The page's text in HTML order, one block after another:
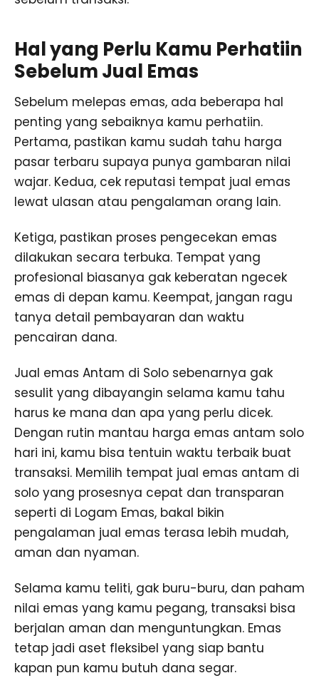
Hal yang Perlu Kamu Perhatiin
Sebelum Jual Emas
Sebelum melepas emas, ada beberapa hal
penting yang sebaiknya kamu perhatiin.
Pertama, pastikan kamu sudah tahu harga
pasar terbaru supaya punya gambaran nilai
wajar. Kedua, cek reputasi tempat jual emas
lewat ulasan atau pengalaman orang lain.
Ketiga, pastikan proses pengecekan emas
dilakukan secara terbuka. Tempat yang
profesional biasanya gak keberatan ngecek
emas di depan kamu. Keempat, jangan ragu
tanya detail pembayaran dan waktu
pencairan dana.
Jual emas Antam di Solo sebenarnya gak
sesulit yang dibayangin selama kamu tahu
harus ke mana dan apa yang perlu dicek.
Dengan rutin mantau harga emas antam solo
hari ini, kamu bisa tentuin waktu terbaik buat
transaksi. Memilih tempat jual emas antam di
solo yang prosesnya cepat dan transparan
seperti di Logam Emas, bakal bikin
pengalaman jual emas terasa lebih mudah,
aman dan nyaman.
Selama kamu teliti, gak buru-buru, dan paham
nilai emas yang kamu pegang, transaksi bisa
berjalan aman dan menguntungkan. Emas
tetap jadi aset fleksibel yang siap bantu
kapan pun kamu butuh dana segar.